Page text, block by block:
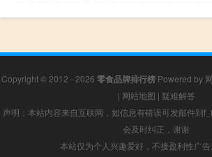
Copyright © 2012 - 2026 零食品牌排行榜Powered by
| 网站地图 | 疑难解答
声明：本站内容来自互联网，如信息有错误可发邮件到
会及时纠正，谢谢
本站仅为个人兴趣爱好，不接盈利性广